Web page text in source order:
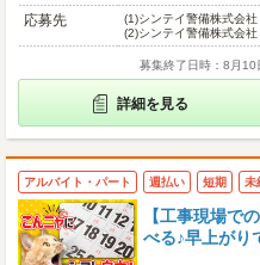
応募先
(1)シンテイ警備株式会
(2)シンテイ警備株式会
募集終了日時：8月10
詳細を見る
アルバイト・パート 週払い 短期 未
【工事現場で
べる♪早上が